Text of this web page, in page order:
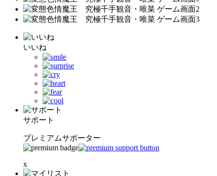
いいね
サポート
プレミアムサポーター
x